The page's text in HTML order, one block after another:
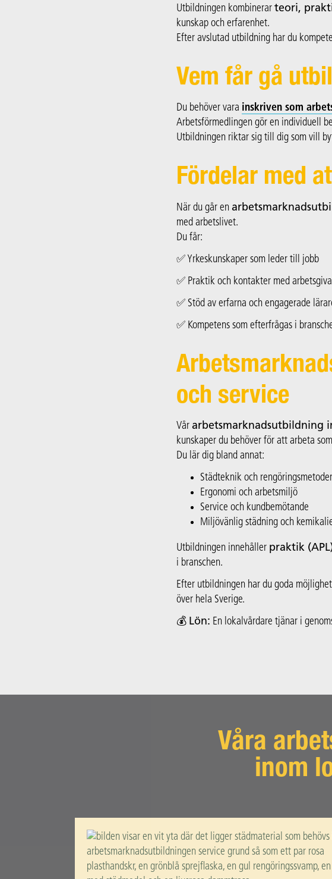
Utbildningen kombinerar teori,
kunskap och erfarenhet.
Efter avslutad utbildning har du
Vem får gå
Du behöver vara inskriven som
Arbetsförmedlingen gör en individuell
Utbildningen riktar sig till dig som vill
Fördelar med
När du går en
med arbetslivet.
Du får:
✅ Yrkeskunskaper som leder till jobb
✅ Praktik och kontakter med
✅ Stöd av erfarna och engagerade
✅ Kompetens som efterfrågas i
och service
Vår arbetsmarknadsutbildning
kunskaper du behöver för att arbeta som
Du lär dig bland annat:
Städteknik och rengöringsmetoder
Ergonomi och arbetsmiljö
Service och kundbemötande
Miljövänlig städning och
Utbildningen innehåller praktik
i branschen.
Efter utbildningen har du goda
över hela Sverige.
💰 Lön: En lokalvårdare tjänar i
Våra
inom